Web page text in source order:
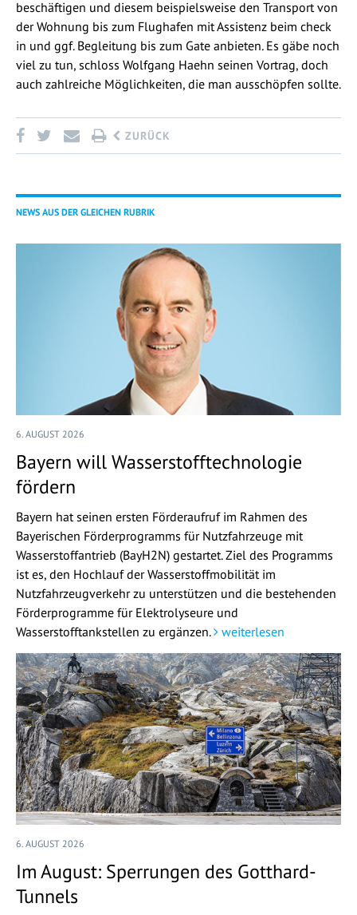
beschäftigen und diesem beispielsweise den Transport von
der Wohnung bis zum Flughafen mit Assistenz beim check
in und ggf. Begleitung bis zum Gate anbieten. Es gäbe noch
viel zu tun, schloss Wolfgang Haehn seinen Vortrag, doch
auch zahlreiche Möglichkeiten, die man ausschöpfen sollte.
ZURÜCK
NEWS AUS DER GLEICHEN RUBRIK
6. AUGUST 2026
Bayern will Wasserstofftechnologie
fördern
Bayern hat seinen ersten Förderaufruf im Rahmen des
Bayerischen Förderprogramms für Nutzfahrzeuge mit
Wasserstoffantrieb (BayH2N) gestartet. Ziel des Programms
ist es, den Hochlauf der Wasserstoffmobilität im
Nutzfahrzeugverkehr zu unterstützen und die bestehenden
Förderprogramme für Elektrolyseure und
Wasserstofftankstellen zu ergänzen.
weiterlesen
6. AUGUST 2026
Im August: Sperrungen des Gotthard-
Tunnels